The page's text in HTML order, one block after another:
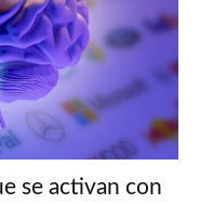
se activan con